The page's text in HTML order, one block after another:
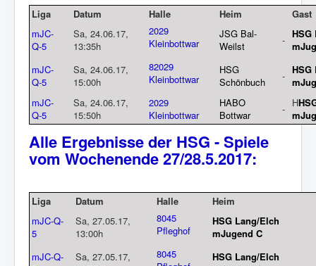
Liga
Datum Halle Heim
Gast
mJC-
Q-5
Sa, 24.06.17,
13:35h
2029
Kleinbottwar
JSG Bal-
Weilst
- HSG
mJC-
Q-5
Sa, 24.06.17,
15:00h
82029
Kleinbottwar
HSG
Schönbuch
- HSG
mJC-
Q-5
Sa, 24.06.17,
15:50h
2029
Kleinbottwar
HABO
Bottwar
- H
Alle Ergebnisse der HSG - Spiele
vom Wochenende 27/28.5.2017:
Liga Datum Halle
Heim
mJC-Q-
5
Sa, 27.05.17,
13:00h
8045
Pfleghof
HSG Lang/Elch
mJugend C
mJC-Q-
Sa, 27.05.17,
8045
HSG Lang/Elch